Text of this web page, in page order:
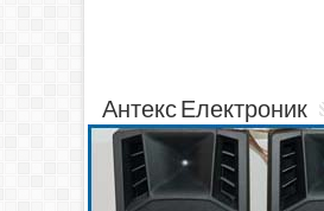
Антекс Електроник